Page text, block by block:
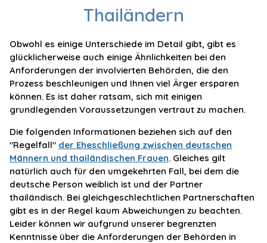
Thailändern
Obwohl es einige Unterschiede im Detail gibt, gibt es
glücklicherweise auch einige Ähnlichkeiten bei den
Anforderungen der involvierten Behörden, die den
Prozess beschleunigen und Ihnen viel Ärger ersparen
können. Es ist daher ratsam, sich mit einigen
grundlegenden Voraussetzungen vertraut zu machen.
Die folgenden Informationen beziehen sich auf den
"Regelfall" der Eheschließung zwischen deutschen
Männern und thailändischen Frauen. Gleiches gilt
natürlich auch für den umgekehrten Fall, bei dem die
deutsche Person weiblich ist und der Partner
thailändisch. Bei gleichgeschlechtlichen Partnerschaften
gibt es in der Regel kaum Abweichungen zu beachten.
Leider können wir aufgrund unserer begrenzten
Kenntnisse über die Anforderungen der Behörden in